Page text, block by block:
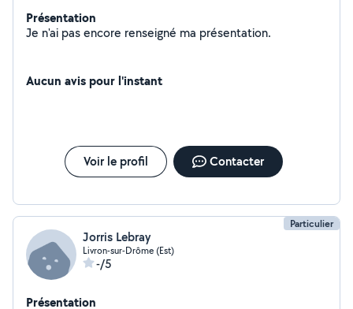
Présentation
Je n'ai pas encore renseigné ma présentation.
Aucun avis pour l'instant
Voir le profil Contacter
Particulier
Jorris Lebray
Livron-sur-Drôme (Est)
-/5
Présentation